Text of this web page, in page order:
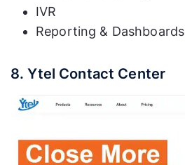
IVR
Reporting & Dashboards
8. Ytel Contact Center